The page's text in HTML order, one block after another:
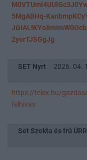
5MgABHq-
2yorTJSGgJg
SET Nyrt
2026. 04.
https://telex.hu/
felhivas
Set Szekta és trú